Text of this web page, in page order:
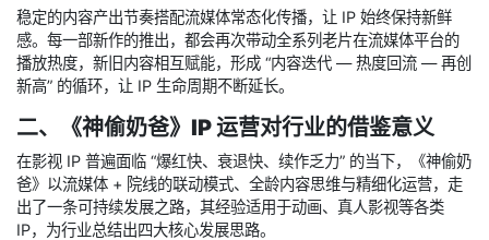
稳定的内容产出节奏搭配流媒体常态化传播，让 IP 始终保持新鲜
感。每一部新作的推出，都会再次带动全系列老片在流媒体平台的
播放热度，新旧内容相互赋能，形成 “内容迭代 — 热度回流 — 再创
新高” 的循环，让 IP 生命周期不断延长。
二、《神偷奶爸》IP 运营对行业的借鉴意义
在影视 IP 普遍面临 “爆红快、衰退快、续作乏力” 的当下，《神偷奶
爸》以流媒体 + 院线的联动模式、全龄内容思维与精细化运营，走
出了一条可持续发展之路，其经验适用于动画、真人影视等各类
IP，为行业总结出四大核心发展思路。